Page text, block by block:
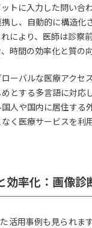
トに入力した問い合
し、自動的に構造化
により、医師は診察
時間の効率化と質の
ーバルな医療アクセ
とする多言語に対応
人や国内に居住する
く医療サービスを利
効率化：画像診
活用事例も見られま